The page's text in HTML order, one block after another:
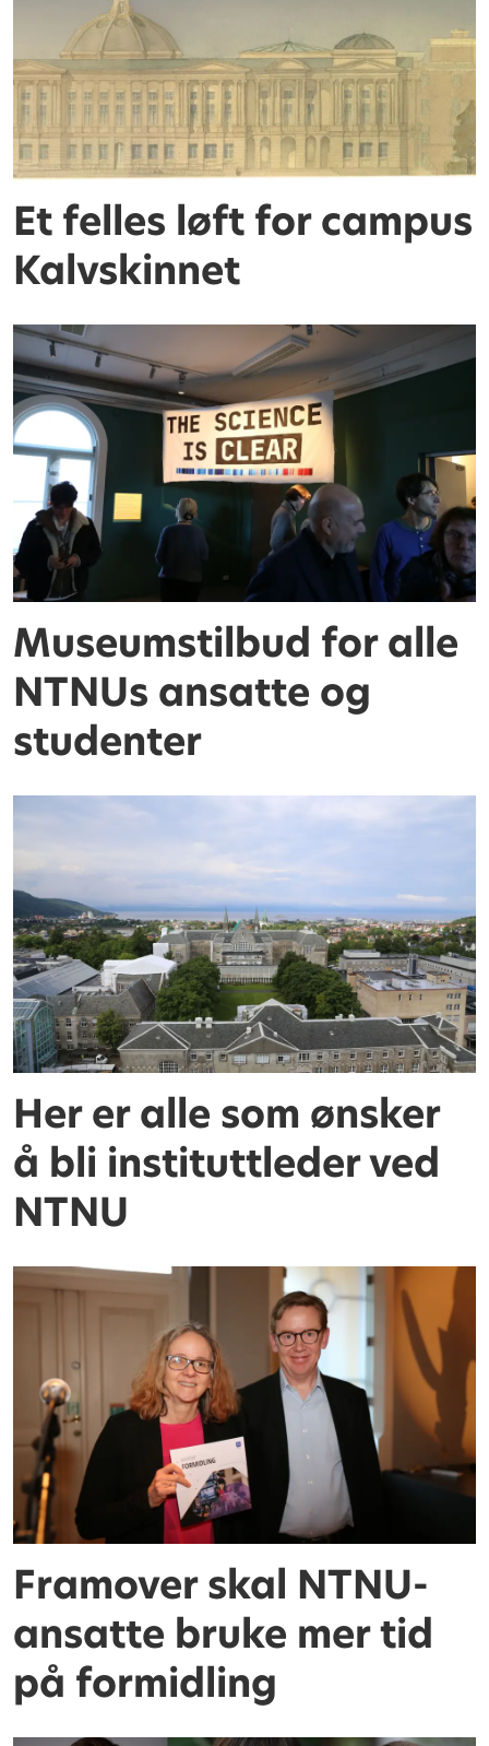
Et felles løft for campus
Kalvskinnet
Museumstilbud for alle
NTNUs ansatte og
studenter
Her er alle som ønsker
å bli instituttleder ved
NTNU
Framover skal NTNU-
ansatte bruke mer tid
på formidling